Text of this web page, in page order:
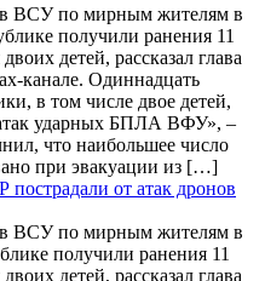
ВСУ по мирным жителям в
получили ранения 11
детей, рассказал глава
канале. Одиннадцать
в том числе двое детей,
атак ударных БПЛА ВФУ», –
что наибольшее число
при эвакуации из […]
от атак дронов
ВСУ по мирным жителям в
получили ранения 11
детей, рассказал глава